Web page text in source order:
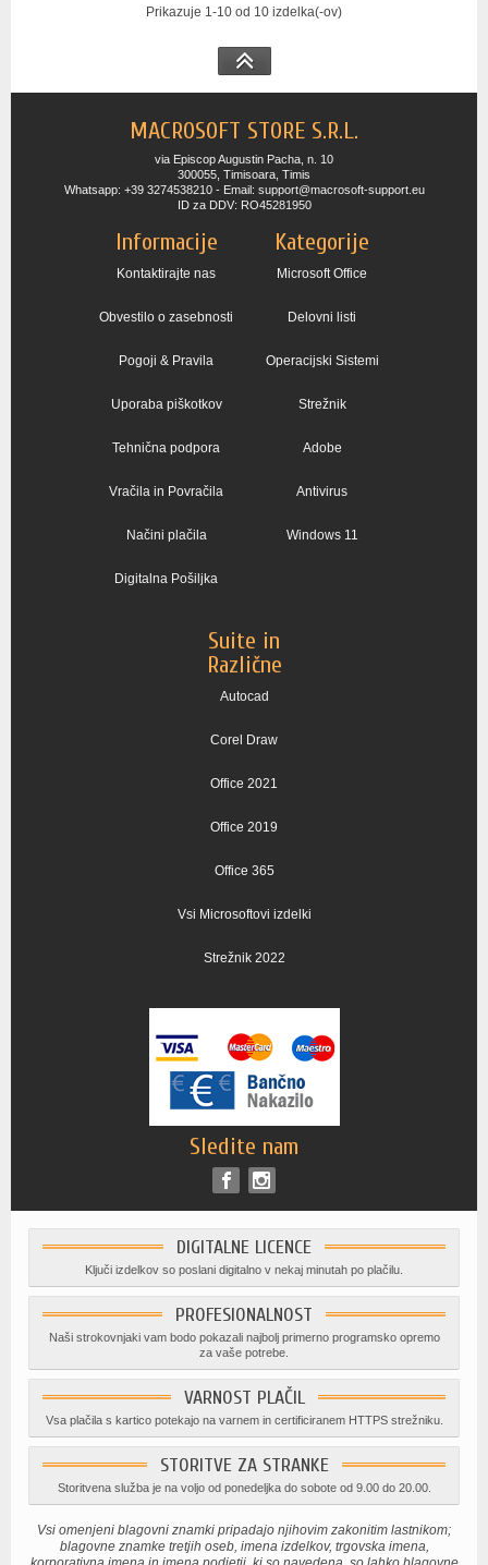
Prikazuje 1-10 od 10 izdelka(-ov)
MACROSOFT STORE S.R.L.
via Episcop Augustin Pacha, n. 10
300055, Timisoara, Timis
Whatsapp: +39 3274538210 - Email: support@macrosoft-support.eu
ID za DDV: RO45281950
Informacije
Kontaktirajte nas
Obvestilo o zasebnosti
Pogoji & Pravila
Uporaba piškotkov
Tehnična podpora
Vračila in Povračila
Načini plačila
Digitalna Pošiljka
Kategorije
Microsoft Office
Delovni listi
Operacijski Sistemi
Strežnik
Adobe
Antivirus
Windows 11
Suite in
Različne
Autocad
Corel Draw
Office 2021
Office 2019
Office 365
Vsi Microsoftovi izdelki
Strežnik 2022
Sledite nam
DIGITALNE LICENCE
Ključi izdelkov so poslani digitalno v nekaj minutah po plačilu.
PROFESIONALNOST
Naši strokovnjaki vam bodo pokazali najbolj primerno programsko opremo
za vaše potrebe.
VARNOST PLAČIL
Vsa plačila s kartico potekajo na varnem in certificiranem HTTPS strežniku.
STORITVE ZA STRANKE
Storitvena služba je na voljo od ponedeljka do sobote od 9.00 do 20.00.
Vsi omenjeni blagovni znamki pripadajo njihovim zakonitim lastnikom;
blagovne znamke tretjih oseb, imena izdelkov, trgovska imena,